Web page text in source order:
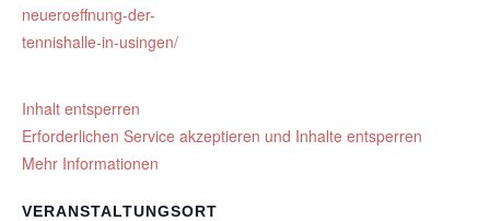
neueroeffnung-der-
tennishalle-in-usingen/
VERANSTALTUNGSORT
Inhalt entsperren
Erforderlichen Service akzeptieren und Inhalte entsperren
Mehr Informationen